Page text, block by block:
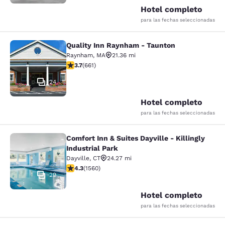
Hotel completo
para las fechas seleccionadas
Quality Inn Raynham - Taunton
24
Quality Inn Raynham - Taunton
Raynham, MA
21.36 mi
calificación de 3.66 estrellas. Bueno. 661 reseñas
3.7(661)
Hotel completo
para las fechas seleccionadas
Comfort Inn & Suites Dayville -
29
Comfort Inn & Suites Dayville - Killingly
Industrial Park
Dayville, CT
24.27 mi
calificación de 4.27 estrellas. Excelente. 1560 reseñas
4.3(1560)
Hotel completo
para las fechas seleccionadas